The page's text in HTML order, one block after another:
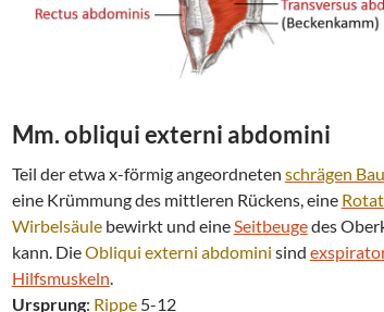
Mm. obliqui externi abdomini
Teil der etwa x-förmig angeordneten schrägen
eine Krümmung des mittleren Rückens, eine
Wirbelsäulebewirkt und eineSeitbeugedes
kann. DieObliqui externi abdomini sind
Hilfsmuskeln.
Ursprung: Rippe5-12